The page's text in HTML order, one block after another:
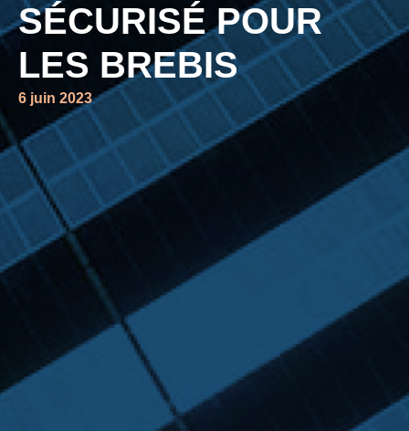
SÉCURISÉ POUR
LES BREBIS
6 juin 2023